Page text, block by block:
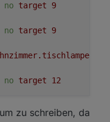
no target
9
no target
9
no target 12
zu schreiben, da